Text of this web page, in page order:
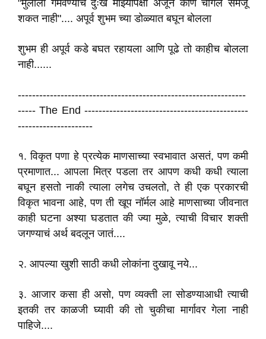
"मुलाला गमवण्याचं दुःख माझ्यापेक्षा अजून कोण चांगलं समजू
शकत नाही".... अपूर्व शुभम च्या डोळ्यात बघून बोलला
शुभम ही अपूर्व कडे बघत रहायला आणि पूढे तो काहीच बोलला
नाही......
----------------------------------------------------------------
----- The End ----------------------------------------------
---------------------
१. विकृत पणा हे प्रत्येक माणसाच्या स्वभावात असतं, पण कमी
प्रमाणात... आपला मित्र पडला तर आपण कधी कधी त्याला
बघून हसतो नाकी त्याला लगेच उचलतो, ते ही एक प्रकारची
विकृत भावना आहे, पण ती खूप नॉर्मल आहे माणसाच्या जीवनात
काही घटना अश्या घडतात की ज्या मुळे, त्याची विचार शक्ती
जगण्याचं अर्थ बदलून जातं....
२. आपल्या खुशी साठी कधी लोकांना दुखावू नये...
३. आजार कसा ही असो, पण व्यक्ती ला सोडण्याआधी त्याची
इतकी तर काळजी घ्यावी की तो चुकीचा मार्गावर गेला नाही
पाहिजे....